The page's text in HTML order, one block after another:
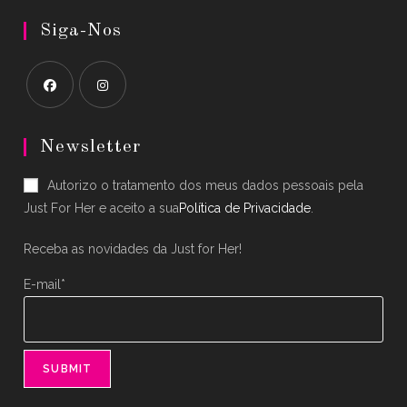
Siga-Nos
in
new
tab
in
new
tab
Newsletter
Autorizo o tratamento dos meus dados pessoais pela
Just For Her e aceito a suaPolítica de Privacidade
Receba as novidades da Just for Her!
E-mail*